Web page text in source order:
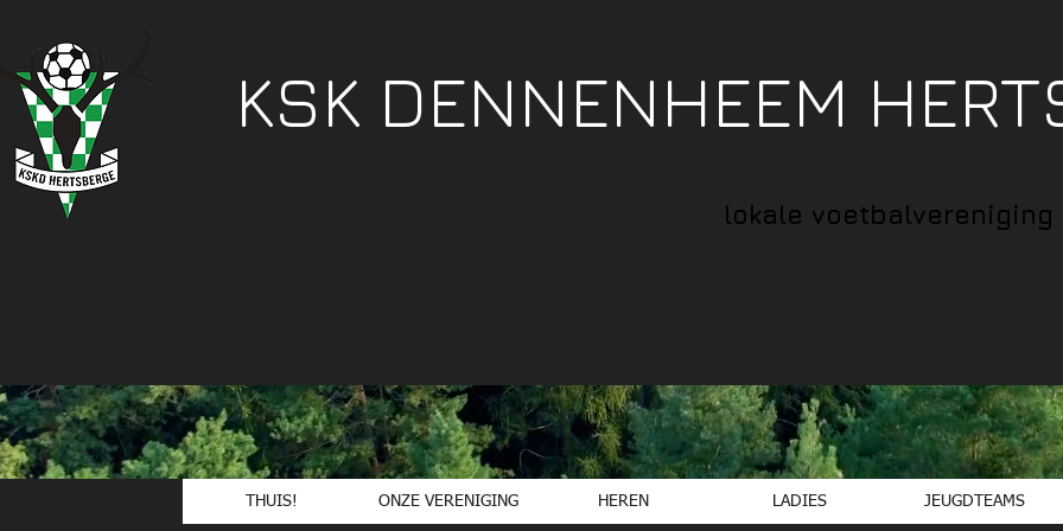
KSK DENNENHEEM
lokale voetbalvereniging
THUIS! ONZE VERENIGING HEREN LADIES JEUGDTEAMS